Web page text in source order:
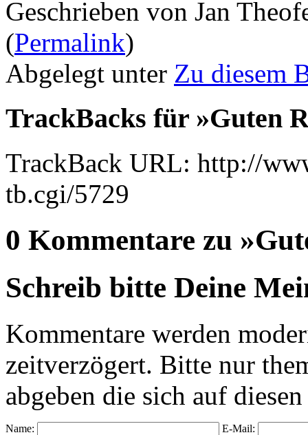
Geschrieben von Jan
(Permalink)
Abgelegt unter Zu diesem
TrackBacks für »Guten
TrackBack URL: http://
tb.cgi/5729
0 Kommentare zu
Schreib bitte Deine
Kommentare werden
zeitverzögert. Bitte nur
abgeben die sich auf
Name: E-Mail: